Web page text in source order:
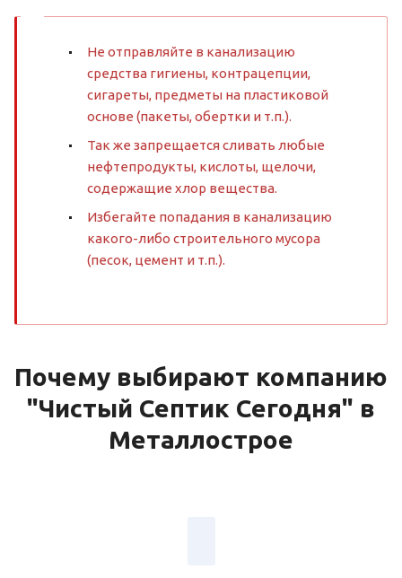
Не отправляйте в канализацию
средства гигиены, контрацепции,
сигареты, предметы на пластиковой
основе (пакеты, обертки и т.п.).
Так же запрещается сливать любые
нефтепродукты, кислоты, щелочи,
содержащие хлор вещества.
Избегайте попадания в канализацию
какого-либо строительного мусора
(песок, цемент и т.п.).
Почему выбирают компанию
"Чистый Септик Сегодня" в
Металлострое